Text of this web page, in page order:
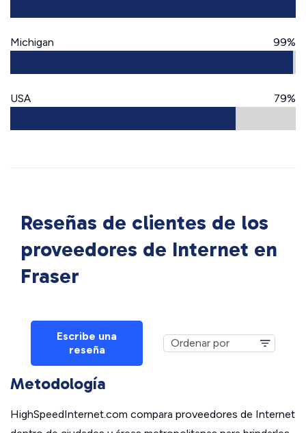
Michigan 99%
USA 79%
Reseñas de clientes de los
proveedores de Internet en
Fraser
Escribe una
reseña
Metodología
HighSpeedInternet.com compara proveedores de Internet